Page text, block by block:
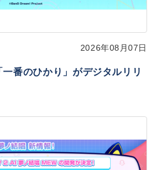
2026年08月07日
番のひかり」がデジタルリリ